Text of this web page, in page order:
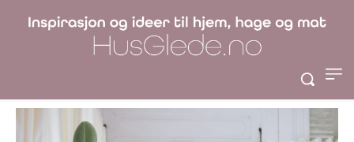
7 tips til en koselig